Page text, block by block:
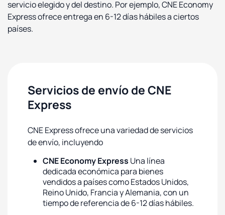
servicio elegido y del destino. Por ejemplo, CNE Economy
Express ofrece entrega en 6-12 días hábiles a ciertos
países.
Servicios de envío de CNE
Express
CNE Express ofrece una variedad de servicios
de envío, incluyendo
CNE Economy Express Una línea
dedicada económica para bienes
vendidos a países como Estados Unidos,
Reino Unido, Francia y Alemania, con un
tiempo de referencia de 6-12 días hábiles.